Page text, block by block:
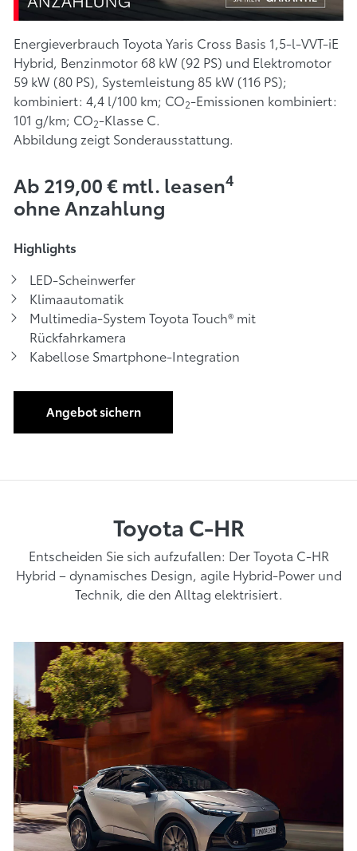
Energieverbrauch Toyota Yaris Cross Basis 1,5-l-VVT-iE
Hybrid, Benzinmotor 68 kW (92 PS) und Elektromotor
59 kW (80 PS), Systemleistung 85 kW (116 PS);
kombiniert: 4,4 l/100 km; CO2-Emissionen kombiniert:
101 g/km; CO2-Klasse C.
Abbildung zeigt Sonderausstattung.
Ab 219,00 € mtl. leasen4
ohne Anzahlung
Highlights
LED-Scheinwerfer
Klimaautomatik
Multimedia-System Toyota Touch® mit
Rückfahrkamera
Kabellose Smartphone-Integration
Angebot sichern
Toyota C-HR
Entscheiden Sie sich aufzufallen: Der Toyota C-HR
Hybrid – dynamisches Design, agile Hybrid-Power und
Technik, die den Alltag elektrisiert.